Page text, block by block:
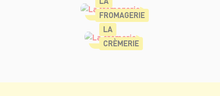
FROMAGERIE
LA
CRÈMERIE